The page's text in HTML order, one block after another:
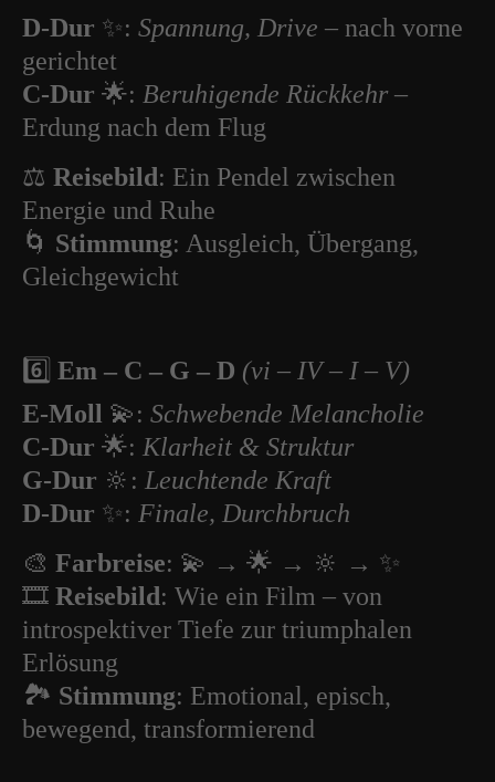
D-Dur ✨: Spannung, Drive – nach vorne
gerichtet
C-Dur 🌟: Beruhigende Rückkehr–
Erdung nach dem Flug
⚖️ Reisebild: Ein Pendel zwischen
Energie und Ruhe
🌀 Stimmung: Ausgleich, Übergang,
Gleichgewicht
6️⃣ Em – C – G – D (vi – IV – I – V)
E-Moll 💫: Schwebende Melancholie
C-Dur 🌟: Klarheit & Struktur
G-Dur 🔆: Leuchtende Kraft
D-Dur ✨: Finale, Durchbruch
🎨 Farbreise: 💫 → 🌟 → 🔆 → ✨
🎞️ Reisebild: Wie ein Film – von
introspektiver Tiefe zur triumphalen
Erlösung
🏞️ Stimmung: Emotional, episch,
bewegend, transformierend